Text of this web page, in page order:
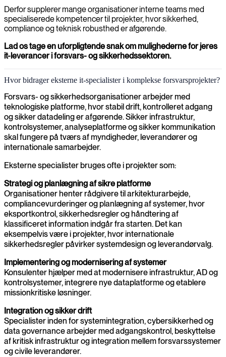
Derfor supplerer mange organisationer interne teams med
specialiserede kompetencer til projekter, hvor sikkerhed,
compliance og teknisk robusthed er afgørende.
Lad os tage en uforpligtende snak om mulighederne for jeres
it-leverancer i forsvars- og sikkerhedssektoren.
Hvor bidrager eksterne it-specialister i komplekse forsvarsprojekter?
Forsvars- og sikkerhedsorganisationer arbejder med
teknologiske platforme, hvor stabil drift, kontrolleret adgang
og sikker datadeling er afgørende. Sikker infrastruktur,
kontrolsystemer, analyseplatforme og sikker kommunikation
skal fungere på tværs af myndigheder, leverandører og
internationale samarbejder.
Eksterne specialister bruges ofte i projekter som:
Strategi og planlægning af sikre platforme
Organisationer henter rådgivere til arkitekturarbejde,
compliancevurderinger og planlægning af systemer, hvor
eksportkontrol, sikkerhedsregler og håndtering af
klassificeret information indgår fra starten. Det kan
eksempelvis være i projekter, hvor internationale
sikkerhedsregler påvirker systemdesign og leverandørvalg.
Implementering og modernisering af systemer
Konsulenter hjælper med at modernisere infrastruktur, AD og
kontrolsystemer, integrere nye dataplatforme og etablere
missionkritiske løsninger.
Specialister inden for systemintegration, cybersikkerhed og
data governance arbejder med adgangskontrol, beskyttelse
af kritisk infrastruktur og integration mellem forsvarssystemer
og civile leverandører.